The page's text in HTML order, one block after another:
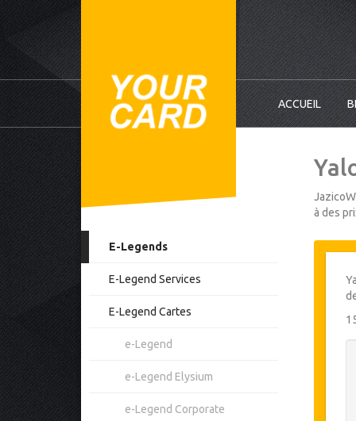
ACCUEIL
E-Legends
E-Legend Services
E-Legend Cartes
e-Legend
e-Legend Elysium
e-Legend Corporate
à des